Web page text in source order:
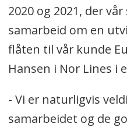
2020 og 2021, der
samarbeid om en
flåten til vår kunde
Hansen i Nor Lines i
- Vi er naturligvis
samarbeidet og de